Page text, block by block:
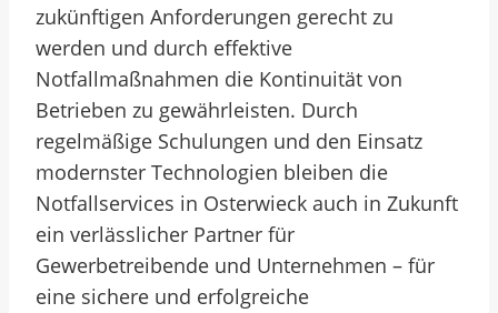
zukünftigen Anforderungen gerecht zu
werden und durch effektive
Notfallmaßnahmen die Kontinuität von
Betrieben zu gewährleisten. Durch
regelmäßige Schulungen und den Einsatz
modernster Technologien bleiben die
Notfallservices in Osterwieck auch in Zukunft
ein verlässlicher Partner für
Gewerbetreibende und Unternehmen – für
eine sichere und erfolgreiche